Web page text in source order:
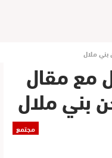
ملال
مع مقال
ملال
مجتمع